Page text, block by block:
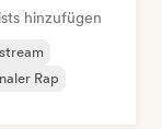
hinzufügen
Rap